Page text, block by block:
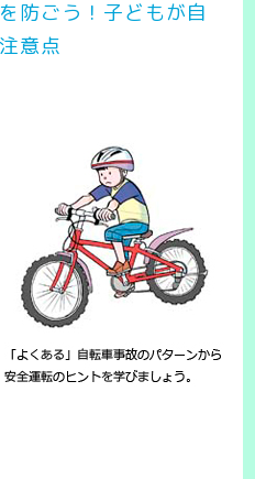
防ごう！子どもが自
意点